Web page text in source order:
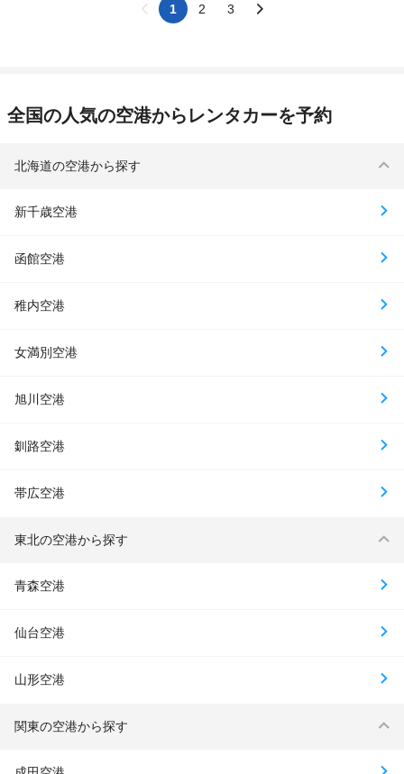
1 2 3
全国の人気の空港からレンタカーを予約
北海道の空港から探す
新千歳空港
函館空港
稚内空港
女満別空港
旭川空港
釧路空港
帯広空港
東北の空港から探す
青森空港
仙台空港
山形空港
関東の空港から探す